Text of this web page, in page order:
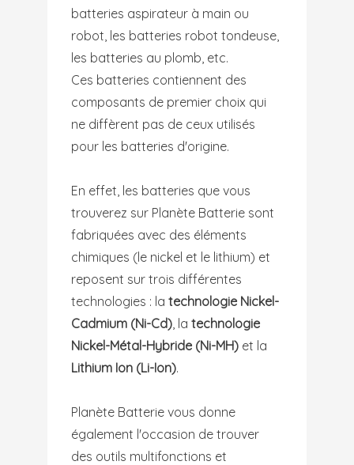
batteries aspirateur à main ou
robot, les batteries robot tondeuse,
les batteries au plomb, etc.
Ces batteries contiennent des
composants de premier choix qui
ne diffèrent pas de ceux utilisés
pour les batteries d'origine.
En effet, les batteries que vous
trouverez sur Planète Batterie sont
fabriquées avec des éléments
chimiques (le nickel et le lithium) et
reposent sur trois différentes
technologies : la technologie Nickel-
Cadmium (Ni-Cd) , la technologie
Nickel-Métal-Hybride (Ni-MH) et la
Lithium Ion (Li-Ion).
Planète Batterie vous donne
également l'occasion de trouver
des outils multifonctions et